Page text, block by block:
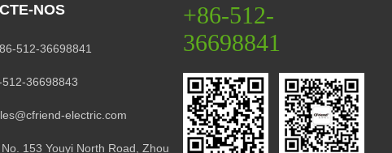
NOS
512-36698841
36698843
electric.com
153 Youyi North Road, Zhou
+86-512-
36698841